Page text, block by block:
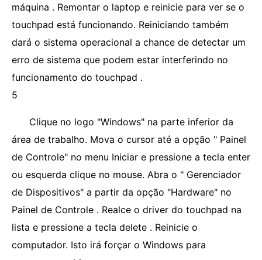
máquina . Remontar o laptop e reinicie para ver se o
touchpad está funcionando. Reiniciando também
dará o sistema operacional a chance de detectar um
erro de sistema que podem estar interferindo no
funcionamento do touchpad .
5
Clique no logo "Windows" na parte inferior da
área de trabalho. Mova o cursor até a opção " Painel
de Controle" no menu Iniciar e pressione a tecla enter
ou esquerda clique no mouse. Abra o " Gerenciador
de Dispositivos" a partir da opção "Hardware" no
Painel de Controle . Realce o driver do touchpad na
lista e pressione a tecla delete . Reinicie o
computador. Isto irá forçar o Windows para